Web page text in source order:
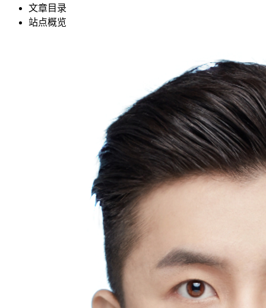
文章目录
站点概览